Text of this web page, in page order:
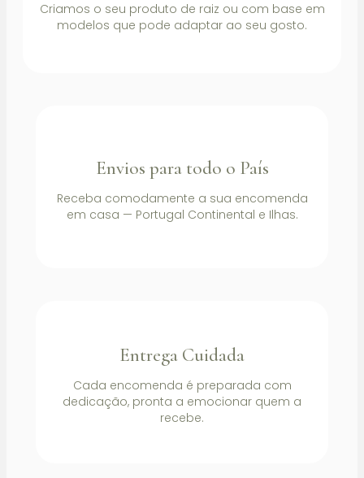
Criamos o seu produto de raiz ou com base em
modelos que pode adaptar ao seu gosto.
Envios para todo o País
Receba comodamente a sua encomenda
em casa — Portugal Continental e Ilhas.
Entrega Cuidada
Cada encomenda é preparada com
dedicação, pronta a emocionar quem a
recebe.